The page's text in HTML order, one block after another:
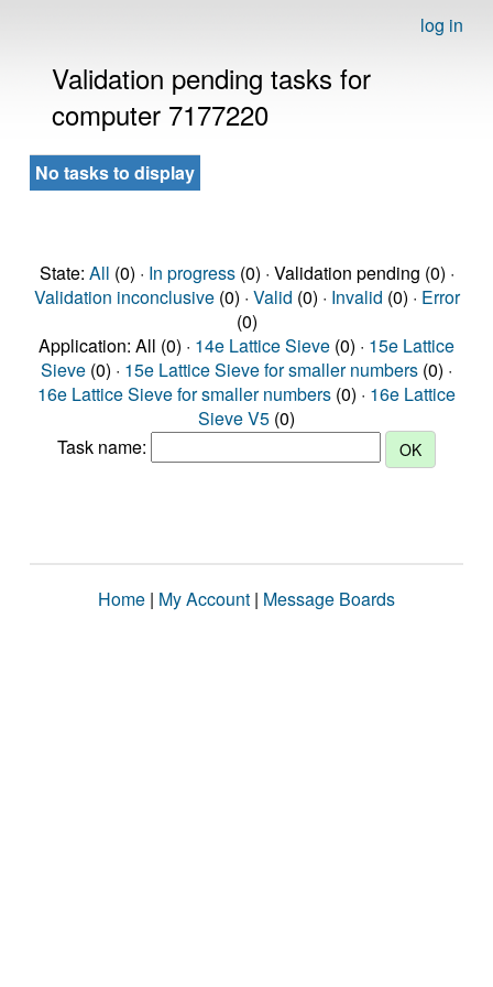
log in
Validation pending tasks for
computer 7177220
No tasks to display
State: All (0) · In progress(0) · Validation pending (0) ·
Validation inconclusive(0) · Valid (0) · Invalid (0) · Error
(0)
Application: All (0) · 14e Lattice Sieve (0) · 15e Lattice
Sieve (0) · 15e Lattice Sieve for smaller numbers (0) ·
16e Lattice Sieve for smaller numbers (0) · 16e Lattice
Sieve V5 (0)
Task name:
Home | My Account | Message Boards